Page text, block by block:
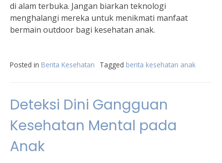
di alam terbuka. Jangan biarkan teknologi
menghalangi mereka untuk menikmati manfaat
bermain outdoor bagi kesehatan anak.
Posted in Berita Kesehatan Tagged berita kesehatan anak
Deteksi Dini Gangguan
Kesehatan Mental pada
Anak